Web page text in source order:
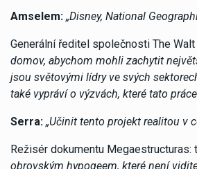
Amselem: „Disney, National
Generální ředitel společnosti The
domov, abychom mohli zachytit
jsou světovými lídry ve svých
také vypráví o výzvách, které tato
Serra: „Učinit tento projekt realitou v
Režisér dokumentu
obrovským hypogeem, které není